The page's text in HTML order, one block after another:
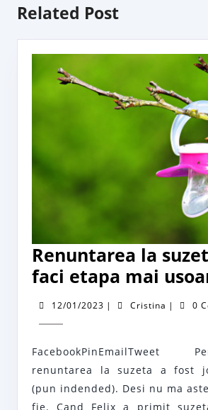
post:
Related Post
Renuntarea la
faci etapa mai
12/01/2023 12/01/2023
| Cristina Cristina
| 0
renuntarea la suzeta a fost
(pun indended). Desi nu ma
fie. Cand Felix a primit